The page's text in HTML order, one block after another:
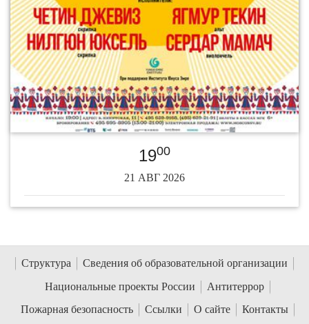
1900
21 АВГ 2026
Структура
Сведения об образовательной организации
Национальные проекты России
Антитеррор
Пожарная безопасность
Ссылки О сайте Контакты